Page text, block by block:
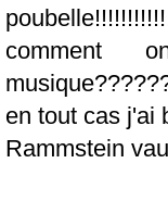
en tout cas j'ai
Rammstein